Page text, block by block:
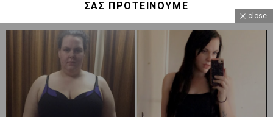
ΣΑΣ ΠΡΟΤΕΙΝΟΥΜΕ
close